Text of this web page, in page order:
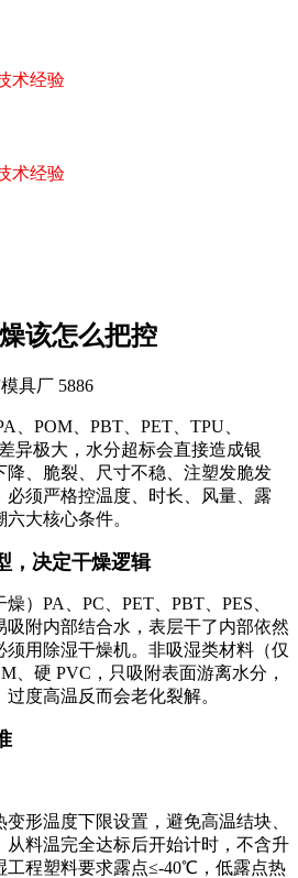
术经验
术经验
该怎么把控
具厂 5886
、POM、PBT、PET、TPU、
异极大，水分超标会直接造成银
降、脆裂、尺寸不稳、注塑发脆发
必须严格控温度、时长、风量、露
大核心条件。
，决定干燥逻辑
）PA、PC、PET、PBT、PES、
吸附内部结合水，表层干了内部依然
用除湿干燥机。非吸湿类材料（仅
、硬 PVC，只吸附表面游离水分，
度高温反而会老化裂解。
形温度下限设置，避免高温结块、
从料温完全达标后开始计时，不含升
工程塑料要求露点≤-40℃，低露点热